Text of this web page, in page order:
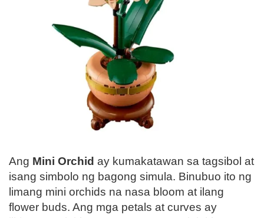
Ang Mini Orchid ay kumakatawan sa tagsibol at
isang simbolo ng bagong simula. Binubuo ito ng
limang mini orchids na nasa bloom at ilang
flower buds. Ang mga petals at curves ay